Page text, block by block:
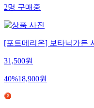
2명 구매중
[포트메리온] 보타닉가든
31,500원
40%18,900원